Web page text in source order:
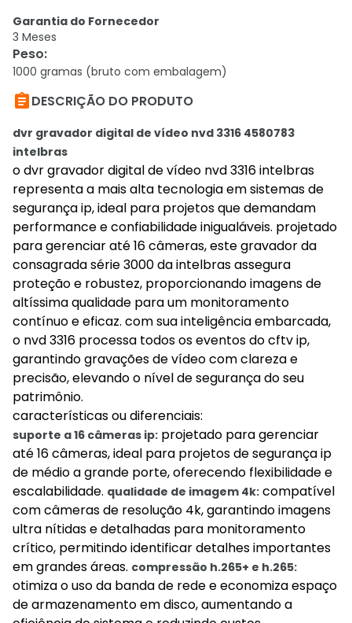
Garantia do Fornecedor
3 Meses
Peso:
1000 gramas (bruto com embalagem)
DESCRIÇÃO DO PRODUTO
dvr gravador digital de vídeo nvd 3316 4580783
intelbras
o dvr gravador digital de vídeo nvd 3316 intelbras
representa a mais alta tecnologia em sistemas de
segurança ip, ideal para projetos que demandam
performance e confiabilidade inigualáveis. projetado
para gerenciar até 16 câmeras, este gravador da
consagrada série 3000 da intelbras assegura
proteção e robustez, proporcionando imagens de
altíssima qualidade para um monitoramento
contínuo e eficaz. com sua inteligência embarcada,
o nvd 3316 processa todos os eventos do cftv ip,
garantindo gravações de vídeo com clareza e
precisão, elevando o nível de segurança do seu
patrimônio.
características ou diferenciais:
suporte a 16 câmeras ip: projetado para gerenciar
até 16 câmeras, ideal para projetos de segurança ip
de médio a grande porte, oferecendo flexibilidade e
escalabilidade. qualidade de imagem 4k: compatível
com câmeras de resolução 4k, garantindo imagens
ultra nítidas e detalhadas para monitoramento
crítico, permitindo identificar detalhes importantes
em grandes áreas. compressão h.265+ e h.265:
otimiza o uso da banda de rede e economiza espaço
de armazenamento em disco, aumentando a